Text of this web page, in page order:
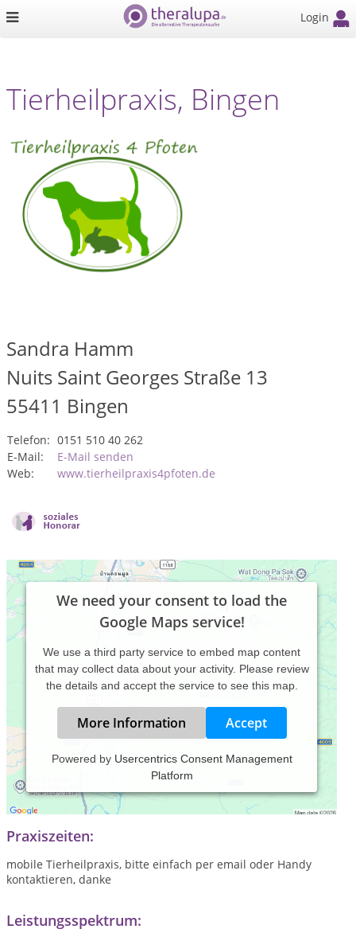
Login
Tierheilpraxis, Bingen
Sandra Hamm
Nuits Saint Georges Straße 13
55411 Bingen
Telefon: 0151 510 40 262
E-Mail:
E-Mail senden
Web:
www.tierheilpraxis4pfoten.de
We need your consent to load the
Google Maps service!
We use a third party service to embed map content
that may collect data about your activity. Please review
the details and accept the service to see this map.
More Information Accept
Powered by Usercentrics Consent Management
Platform
Mobile Tierheilpraxis für Tiernaturheilkunde und
Tierernährungsberatung in Bingen am Rhein
Praxiszeiten:
mobile Tierheilpraxis, bitte einfach per email oder Handy
kontaktieren, danke
Leistungsspektrum: